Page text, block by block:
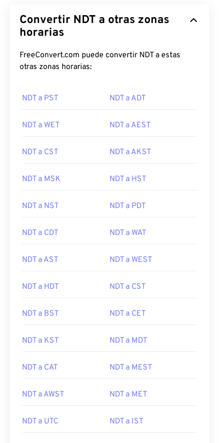
Convertir NDT a otras zonas
horarias
FreeConvert.com puede convertir NDT a estas
otras zonas horarias:
NDT a PST NDT a ADT
NDT a WET NDT a AEST
NDT a CST NDT a AKST
NDT a MSK NDT a HST
NDT a NST NDT a PDT
NDT a CDT NDT a WAT
NDT a AST NDT a WEST
NDT a HDT NDT a CST
NDT a BST NDT a CET
NDT a KST NDT a MDT
NDT a CAT NDT a MEST
NDT a AWST NDT a MET
NDT a UTC NDT a IST